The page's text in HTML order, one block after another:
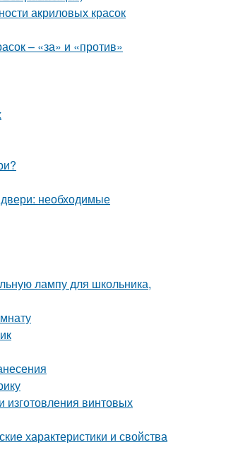
акриловых красок
– «за» и «против»
необходимые
лампу для школьника,
изготовления винтовых
характеристики и свойства